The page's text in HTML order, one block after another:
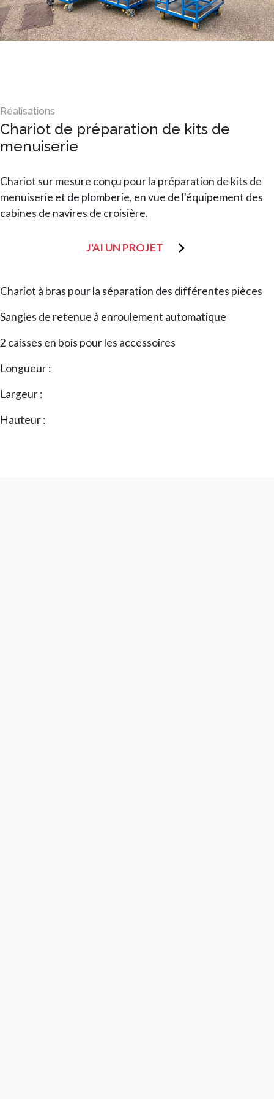
Chariot de préparation de kits de
menuiserie
Chariot sur mesure conçu pour la préparation de kits de
menuiserie et de plomberie, en vue de l'équipement des
cabines de navires de croisière.
J'AI UN PROJET
Chariot à bras pour la séparation des différentes pièces
Sangles de retenue à enroulement automatique
2 caisses en bois pour les accessoires
Longueur :
Largeur :
Hauteur :